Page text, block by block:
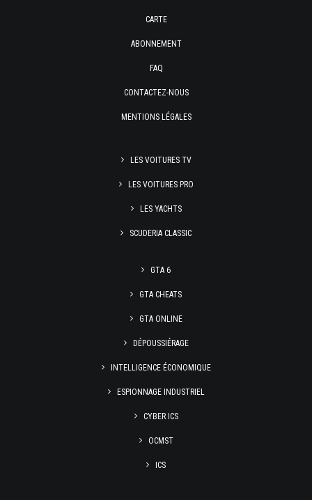
CARTE
ABONNEMENT
FAQ
CONTACTEZ-NOUS
MENTIONS LÉGALES
LES VOITURES TV
LES VOITURES PRO
LES YACHTS
SCUDERIA CLASSIC
GTA 6
GTA CHEATS
GTA ONLINE
DÉPOUSSIÉRAGE
INTELLIGENCE ÉCONOMIQUE
ESPIONNAGE INDUSTRIEL
CYBER ICS
OCMST
ICS